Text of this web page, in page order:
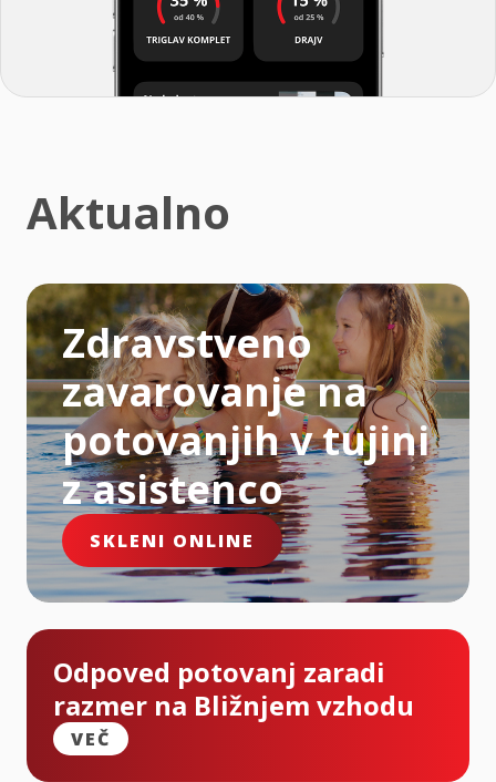
Aktualno
Zdravstveno
zavarovanje na
potovanjih v tujini
z asistenco
SKLENI ONLINE
Odpoved potovanj zaradi
razmer na Bližnjem vzhodu
VEČ